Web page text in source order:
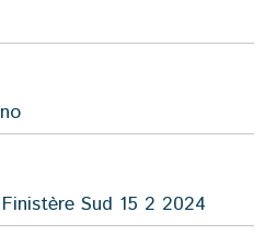
Sud 15 2 2024